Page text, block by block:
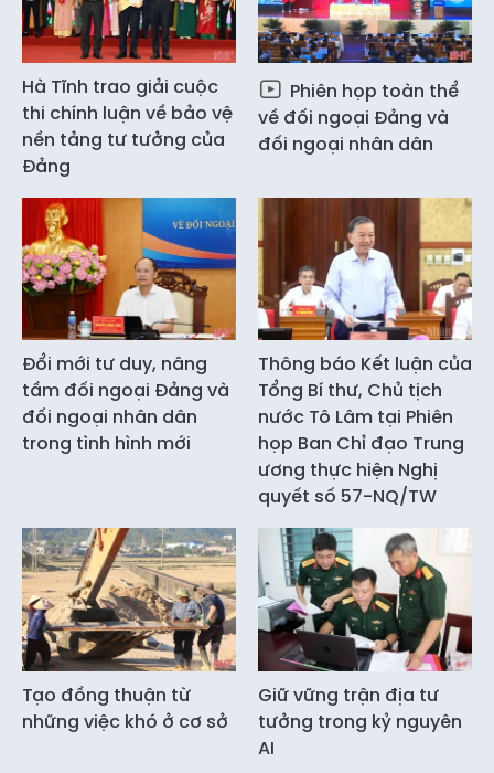
Hà Tĩnh trao giải cuộc
thi chính luận về bảo vệ
nền tảng tư tưởng của
Đảng
Phiên họp toàn thể
về đối ngoại Đảng và
đối ngoại nhân dân
Đổi mới tư duy, nâng
tầm đối ngoại Đảng và
đối ngoại nhân dân
trong tình hình mới
Thông báo Kết luận của
Tổng Bí thư, Chủ tịch
nước Tô Lâm tại Phiên
họp Ban Chỉ đạo Trung
ương thực hiện Nghị
quyết số 57-NQ/TW
Tạo đồng thuận từ
những việc khó ở cơ sở
Giữ vững trận địa tư
tưởng trong kỷ nguyên
AI